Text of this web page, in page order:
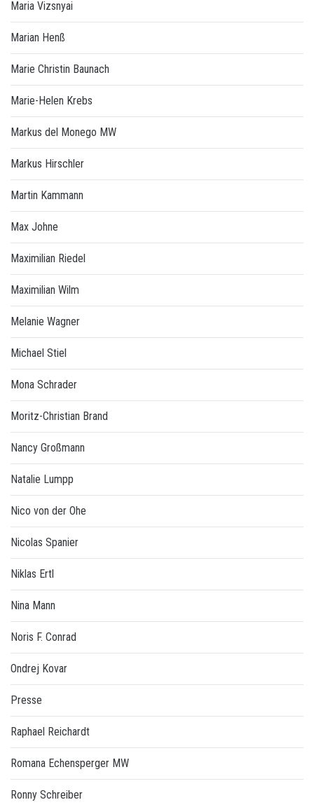
Maria Vizsnyai
Marian Henß
Marie Christin Baunach
Marie-Helen Krebs
Markus del Monego MW
Markus Hirschler
Martin Kammann
Max Johne
Maximilian Riedel
Maximilian Wilm
Melanie Wagner
Michael Stiel
Mona Schrader
Moritz-Christian Brand
Nancy Großmann
Natalie Lumpp
Nico von der Ohe
Nicolas Spanier
Niklas Ertl
Nina Mann
Noris F. Conrad
Ondrej Kovar
Presse
Raphael Reichardt
Romana Echensperger MW
Ronny Schreiber